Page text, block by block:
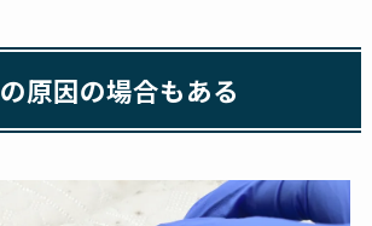
原因の場合もある